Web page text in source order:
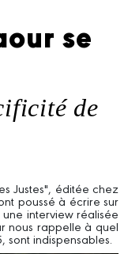
se
de
Justes", éditée chez
poussé à écrire sur
interview réalisée
nous rappelle à quel
sont indispensables.